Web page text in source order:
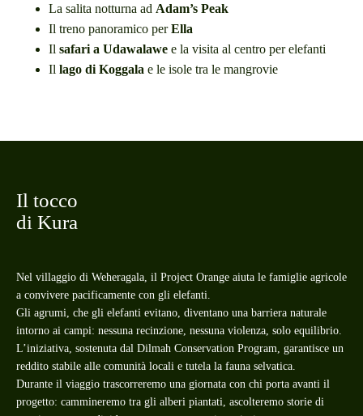
La salita notturna ad Adam’s Peak
Il treno panoramico perElla
Il safari a Udawalawe e la visita al centro per elefanti
Il lago di Koggala e le isole tra le mangrovie
Il tocco
di Kura
Nel villaggio di Weheragala, il Project Orange aiuta le famiglie agricole
a convivere pacificamente con gli elefanti.
Gli agrumi, che gli elefanti evitano, diventano una barriera naturale
intorno ai campi: nessuna recinzione, nessuna violenza, solo equilibrio.
L’iniziativa, sostenuta dal Dilmah Conservation Program, garantisce un
reddito stabile alle comunità locali e tutela la fauna selvatica.
Durante il viaggio trascorreremo una giornata con chi porta avanti il
progetto: cammineremo tra gli alberi piantati, ascolteremo storie di